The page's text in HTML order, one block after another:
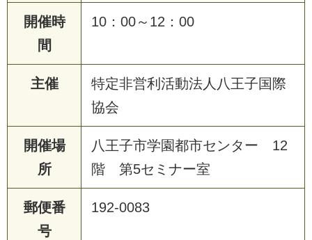
開催時
間
10：00～12：00
主催
特定非営利活動法人八王子国際
協会
開催場
所
八王子市学園都市センター 12
階 第5セミナー室
郵便番
号
192-0083